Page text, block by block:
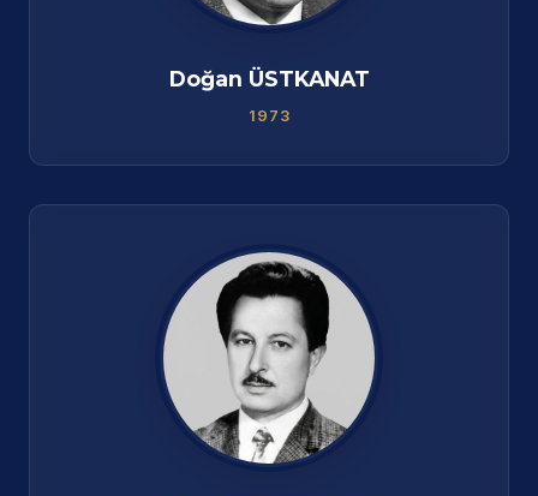
Doğan ÜSTKANAT
1973